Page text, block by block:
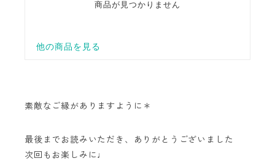
素敵なご縁がありますように＊
最後までお読みいただき、ありがとうございました
次回もお楽しみに♩